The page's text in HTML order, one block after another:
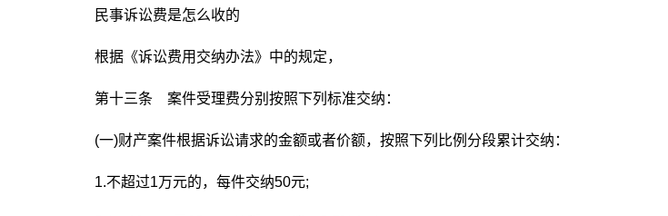
民事诉讼费是怎么收的
根据《诉讼费用交纳办法》中的规定，
第十三条 案件受理费分别按照下列标准交纳：
(一)财产案件根据诉讼请求的金额或者价额，按照下列比例分段累计交纳：
1.不超过1万元的，每件交纳50元;